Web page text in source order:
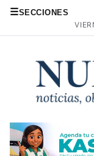
☰SECCIONES